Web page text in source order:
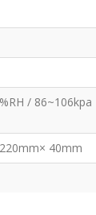
/ 86~106kpa
40mm